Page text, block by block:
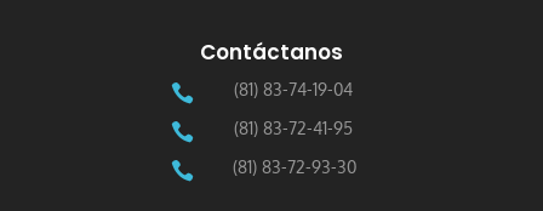
Contáctanos
 (81) 83-74-19-04
 (81) 83-72-41-95
 (81) 83-72-93-30